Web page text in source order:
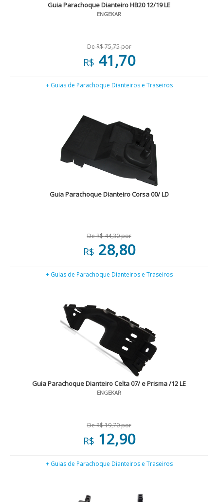
Guia Parachoque Dianteiro HB20 12/19 LE
ENGEKAR
De R$ 75,75 por
R$ 41,70
+ Guias de Parachoque Dianteiros e Traseiros
Guia Parachoque Dianteiro Corsa 00/ LD
De R$ 44,30 por
R$ 28,80
+ Guias de Parachoque Dianteiros e Traseiros
Guia Parachoque Dianteiro Celta 07/ e Prisma /12 LE
ENGEKAR
De R$ 19,70 por
R$ 12,90
+ Guias de Parachoque Dianteiros e Traseiros